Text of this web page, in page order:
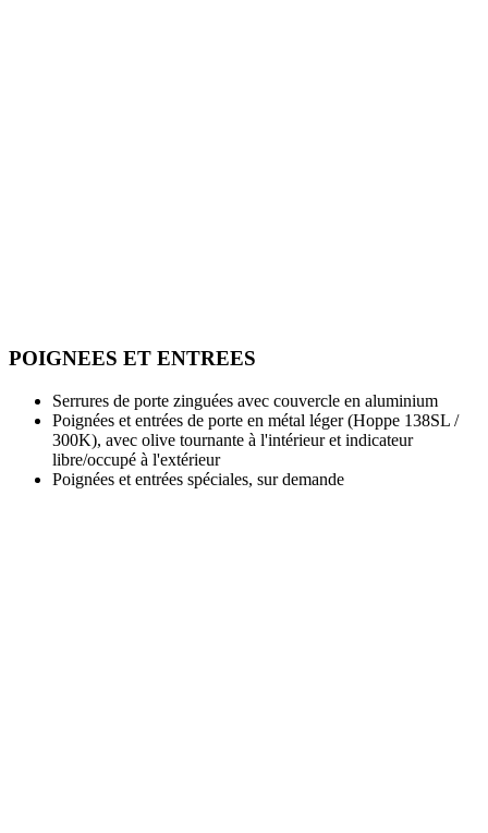
POIGNEES ET ENTREES
Serrures de porte zinguées avec couvercle en aluminium
Poignées et entrées de porte en métal léger (Hoppe 138SL /
300K), avec olive tournante à l'intérieur et indicateur
libre/occupé à l'extérieur
Poignées et entrées spéciales, sur demande